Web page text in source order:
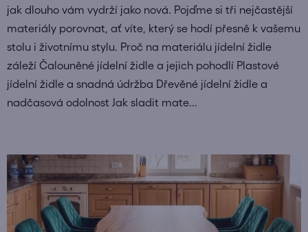
jak dlouho vám vydrží jako nová. Pojďme si tři nejčastější
materiály porovnat, ať víte, který se hodí přesně k vašemu
stolu i životnímu stylu. Proč na materiálu jídelní židle
záleží Čalouněné jídelní židle a jejich pohodlí Plastové
jídelní židle a snadná údržba Dřevěné jídelní židle a
nadčasová odolnost Jak sladit mate...